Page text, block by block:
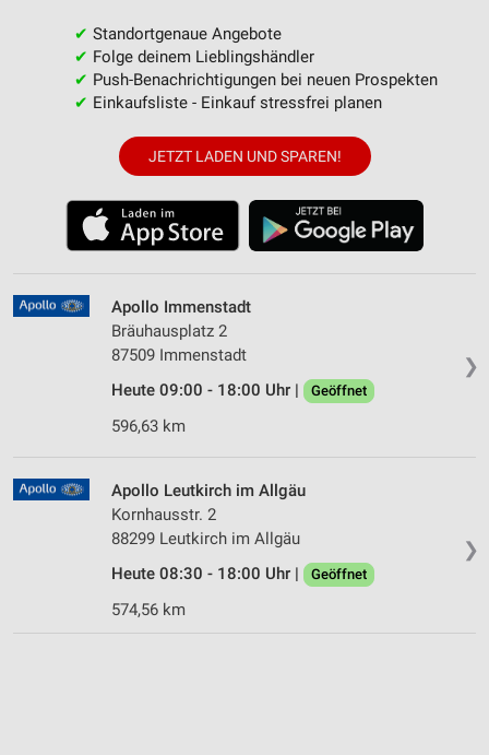
✔ Standortgenaue Angebote
✔ Folge deinem Lieblingshändler
✔ Push-Benachrichtigungen bei neuen Prospekten
✔ Einkaufsliste - Einkauf stressfrei planen
JETZT LADEN UND SPAREN!
❯
Apollo Immenstadt
Bräuhausplatz 2
87509 Immenstadt
Heute 09:00 - 18:00 Uhr |
Geöffnet
596,63 km
❯
Apollo Leutkirch im Allgäu
Kornhausstr. 2
88299 Leutkirch im Allgäu
Heute 08:30 - 18:00 Uhr |
Geöffnet
574,56 km